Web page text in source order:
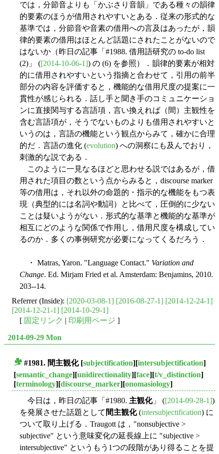
では，分節音よりも「かぶさり音韻」である種々の韻律
的要素のほうが借用されやすいとある．従来の形式的な
基準では，分節音や音素の借用への言及はあったが，韻
律的要素の借用はほとんど話題にされたことがないので
はないか（昨日の記事「#1988. 借用語研究の to-do list
(2)」 ([2014-10-06-1]) の (6) を参照）．韻律的要素が相対
的に借用されやすいという指摘と合わせて，引用の前半
部分の内容を評価すると，機能的な借用尺度の提案に一
貫性が感じられる．話し手と聞き手のコミュニケーショ
ンに直接関与する言語項，言い換えれば（間）主観性を
含む言語項が，そうでないものよりも借用されやすいと
いうのは，言語の機能という観点からみて，確かに合理
的だ．言語の進化 (evolution) への洞察にも及んでおり，
刺激的な説である．
このように一見なるほどと思わせる説ではあるが，借
用された項目の数という点からみると，discourse marker
等の借用は，それ以外の命題的・指示的な機能をもつ表
現（典型的には名詞や動詞）と比べて，圧倒的に少ない
ことは疑いようがない．形式的な基準と機能的な基準が
相互にどのような関係で作用し，借用尺度を構成してい
るのか．多くの事例研究が必要になってくるだろう．
・ Matras, Yaron. "Language Contact." Variation and
Change. Ed. Mirjam Fried et al. Amsterdam: Benjamins, 2010.
203--14.
Referrer (Inside): [2020-03-08-1] [2016-08-27-1] [2014-12-24-1]
[2014-12-21-1] [2014-10-29-1]
[ 固定リンク 印刷用ページ ]
2014-09-29 Mon
#1981. 間主観化[subjectification][intersubjectification]
[semantic_change][unidirectionality][face][t/v_distinction]
[terminology][discourse_marker][onomasiology]
今日は，昨日の記事「#1980. 主観化」 ([2014-09-28-1])
を発展させた話題として 間主観化(intersubjectification) に
ついて取り上げる．Traugott は，"nonsubjective >
subjective" という意味変化の延長線上に "subjective >
intersubjective" というもう1つの段階があり得ることを提